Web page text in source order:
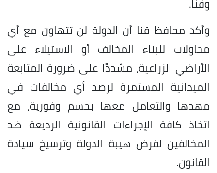
وأكد محافظ قنا أن الدولة لن تتهاون مع أي
محاولات للبناء المخالف أو الاستيلاء على
الأراضي الزراعية، مشددًا على ضرورة المتابعة
الميدانية المستمرة لرصد أي مخالفات في
مهدها والتعامل معها بحسم وفورية، مع
اتخاذ كافة الإجراءات القانونية الرديعة ضد
المخالفين لفرض هيبة الدولة وترسيخ سيادة
القانون.